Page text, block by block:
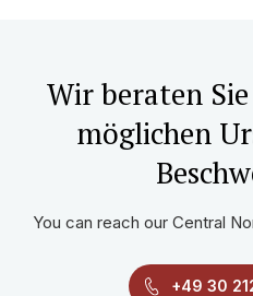
Wir beraten
möglichen
You can reach our Central
+49 30